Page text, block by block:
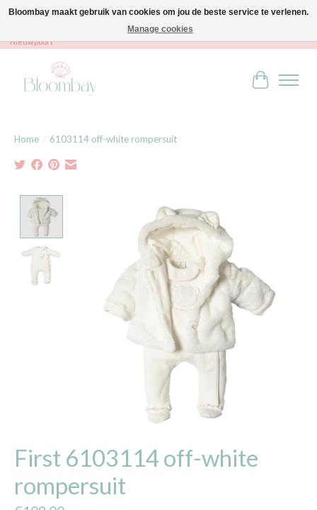
Bloombay - Babies & Kids - Bali home & interior - Robert Orlentpromenade 9A -
Nieuwpoort
Home / 6103114 off-white rompersuit
First 6103114 off-white
rompersuit
Bloombay maakt gebruik van cookies om jou de beste service te verlenen.
Manage cookies